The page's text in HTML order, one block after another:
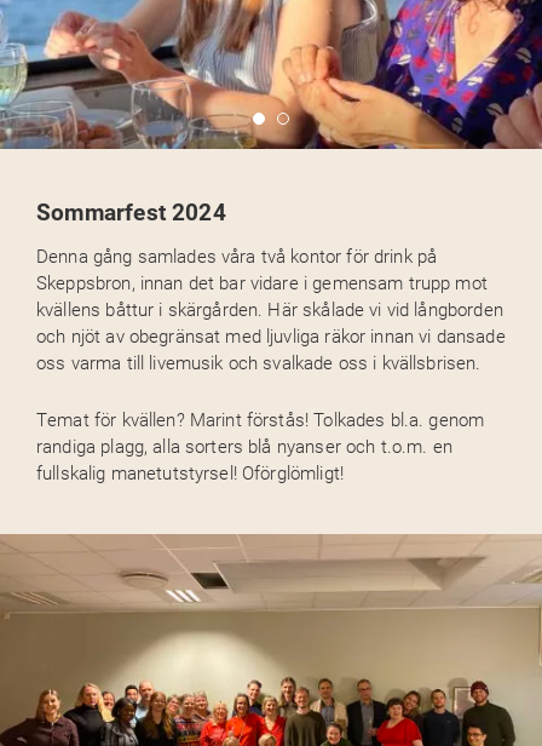
Sommarfest 2024
Denna gång samlades våra två kontor för drink på
Skeppsbron, innan det bar vidare i gemensam trupp mot
kvällens båttur i skärgården. Här skålade vi vid långborden
och njöt av obegränsat med ljuvliga räkor innan vi dansade
oss varma till livemusik och svalkade oss i kvällsbrisen.
Temat för kvällen? Marint förstås! Tolkades bl.a. genom
randiga plagg, alla sorters blå nyanser och t.o.m. en
fullskalig manetutstyrsel! Oförglömligt!